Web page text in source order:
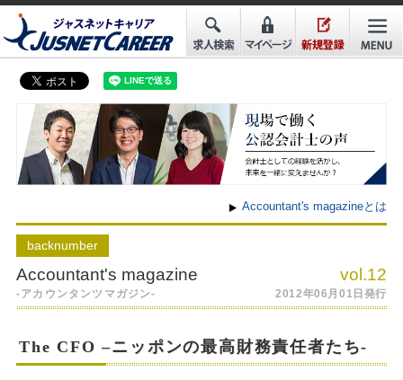
Accountant's magazineとは
backnumber
Accountant's magazine vol.12
-アカウンタンツマガジン- 2012年06月01日発行
The CFO –ニッポンの最高財務責任者たち-